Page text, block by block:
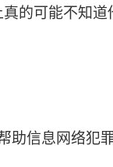
的可能不知道
助信息网络犯